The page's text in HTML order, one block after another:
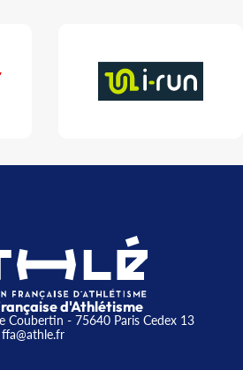
d'Athlétisme
Coubertin - 75640 Paris Cedex 13